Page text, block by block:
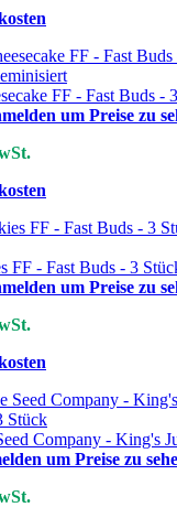
FF - Fast Buds -
um Preise zu
FF - Fast Buds - 3
um Preise zu
Company - King's
um Preise zu